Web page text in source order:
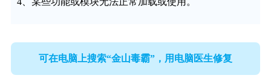
可在电脑上搜索“金山毒霸”，用电脑医生修复